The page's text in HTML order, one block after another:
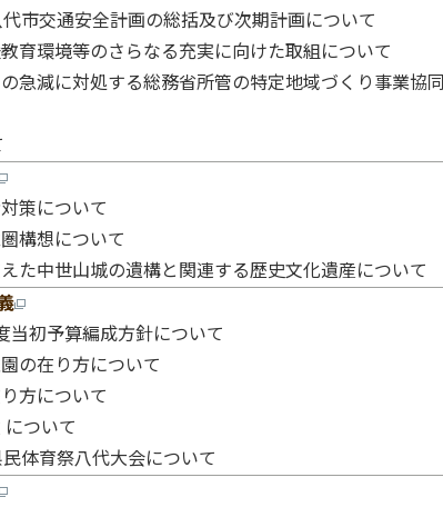
市交通安全計画の総括及び次期計画について
育環境等のさらなる充実に向けた取組について
急減に対処する総務省所管の特定地域づくり事業協同
策について
構想について
た中世山城の遺構と関連する歴史文化遺産について
当初予算編成方針について
の在り方について
方について
ついて
体育祭八代大会について